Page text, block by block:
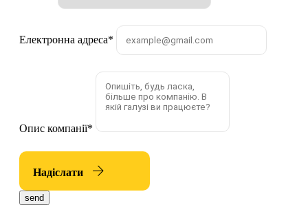
Електронна адреса*
Опис компанії*
Надіслати
send